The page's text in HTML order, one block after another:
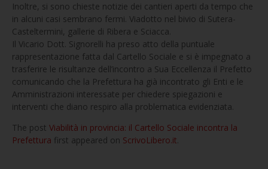
Inoltre, si sono chieste notizie dei cantieri aperti da tempo che
in alcuni casi sembrano fermi. Viadotto nel bivio di Sutera-
Casteltermini, gallerie di Ribera e Sciacca.
Il Vicario Dott. Signorelli ha preso atto della puntuale
rappresentazione fatta dal Cartello Sociale e si è impegnato a
trasferire le risultanze dell’incontro a Sua Eccellenza il Prefetto
comunicando che la Prefettura ha già incontrato gli Enti e le
Amministrazioni interessate per chiedere spiegazioni e
interventi che diano respiro alla problematica evidenziata.
The post Viabilità in provincia: il Cartello Sociale incontra la
Prefettura first appeared on ScrivoLibero.it.